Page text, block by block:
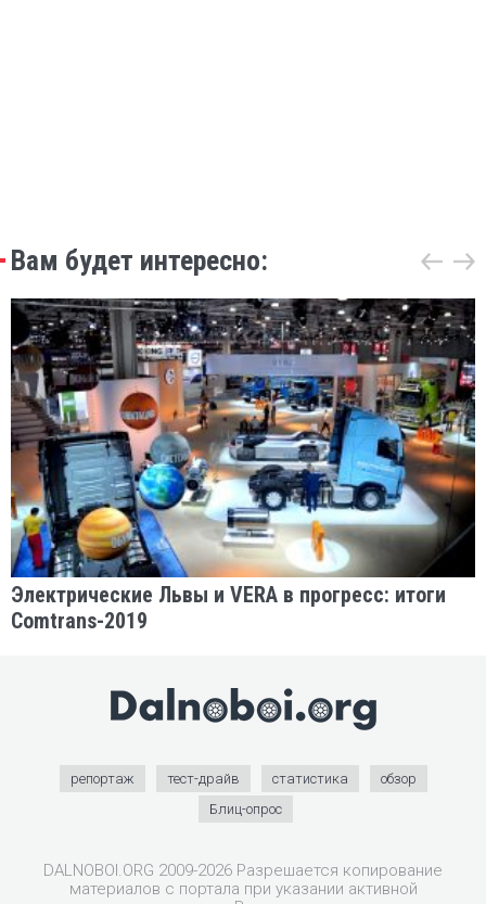
Вам будет интересно:
Электрические Львы и VERA в прогресс: итоги
Comtrans-2019
репортаж тест-драйв статистика
обзор
Блиц-опрос
DALNOBOI.ORG 2009-2026 Разрешается копирование
материалов с портала при указании активной